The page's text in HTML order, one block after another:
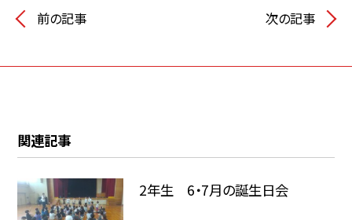
前の記事 次の記事
関連記事
2年生 6・7月の誕生日会